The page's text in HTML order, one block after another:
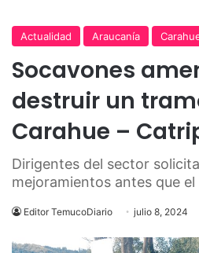
Actualidad Araucanía
Socavones
destruir un
Carahue –
Dirigentes del sector
mejoramientos antes que
Editor TemucoDiario julio 8, 2024